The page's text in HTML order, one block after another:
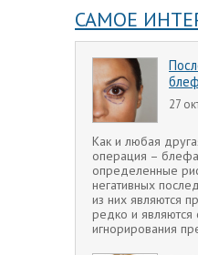
САМОЕ
27
Как и любая
операция –
определенные
негативных
из них являются
редко и являются
игнорирования